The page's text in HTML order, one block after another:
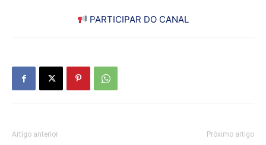
PARTICIPAR DO CANAL
Artigo anterior Próximo artigo